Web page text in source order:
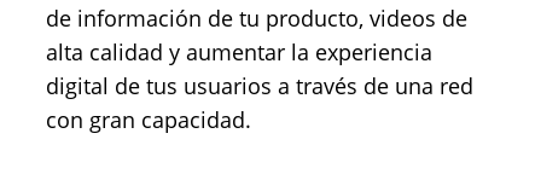
de información de tu producto, videos de
alta calidad y aumentar la experiencia
digital de tus usuarios a través de una red
con gran capacidad.